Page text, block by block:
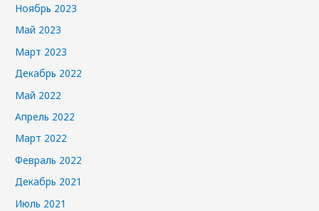
Ноябрь 2023
Май 2023
Март 2023
Декабрь 2022
Май 2022
Апрель 2022
Март 2022
Февраль 2022
Декабрь 2021
Июль 2021